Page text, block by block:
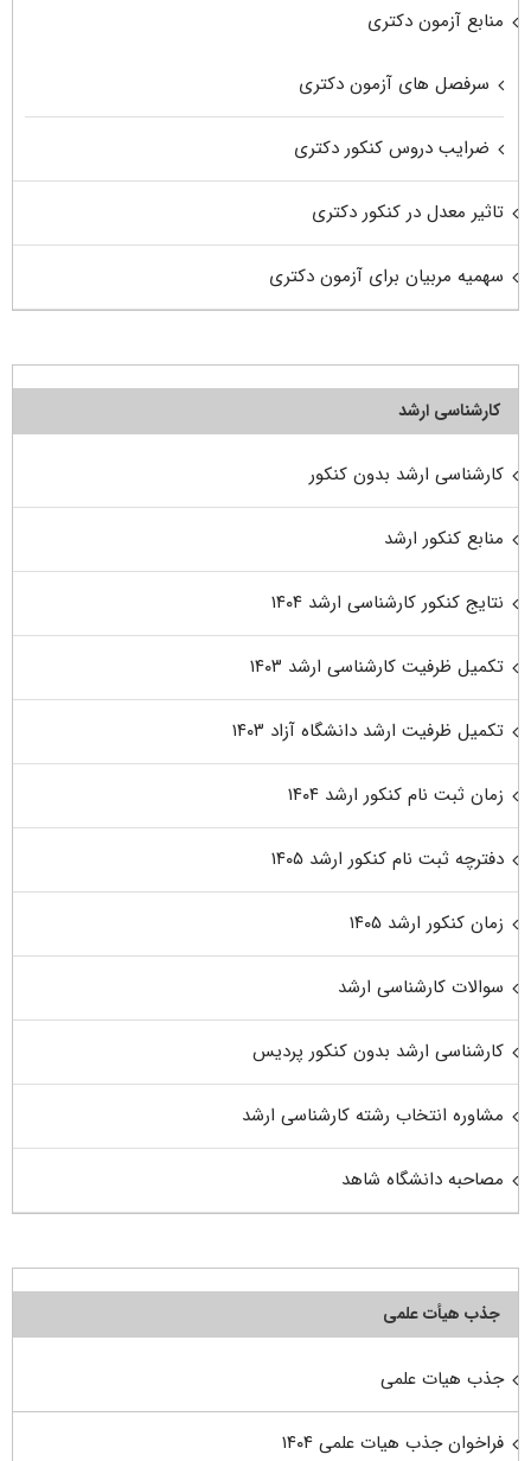
منابع آزمون دکتری
سرفصل های آزمون دکتری
ضرایب دروس کنکور دکتری
تاثیر معدل در کنکور دکتری
سهمیه مربیان برای آزمون دکتری
کارشناسی ارشد
کارشناسی ارشد بدون کنکور
منابع کنکور ارشد
نتایج کنکور کارشناسی ارشد ۱۴۰۴
تکمیل ظرفیت کارشناسی ارشد ۱۴۰۳
تکمیل ظرفیت ارشد دانشگاه آزاد ۱۴۰۳
زمان ثبت نام کنکور ارشد ۱۴۰۴
دفترچه ثبت نام کنکور ارشد ۱۴۰۵
زمان کنکور ارشد ۱۴۰۵
سوالات کارشناسی ارشد
کارشناسی ارشد بدون کنکور پردیس
مشاوره انتخاب رشته کارشناسی ارشد
مصاحبه دانشگاه شاهد
جذب هیأت علمی
جذب هیات علمی
فراخوان جذب هیات علمی ۱۴۰۴